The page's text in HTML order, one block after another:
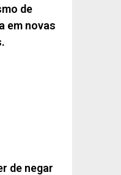
de
em novas
de negar